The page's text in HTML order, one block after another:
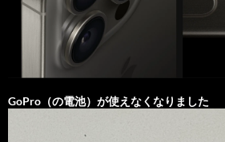
GoPro（の電池）が使えなくなりました